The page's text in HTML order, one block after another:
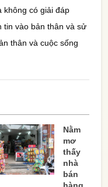
không có giải đáp
tin vào bản thân và sử
thân và cuộc sống
Nằm
mơ
thấy
nhà
bán